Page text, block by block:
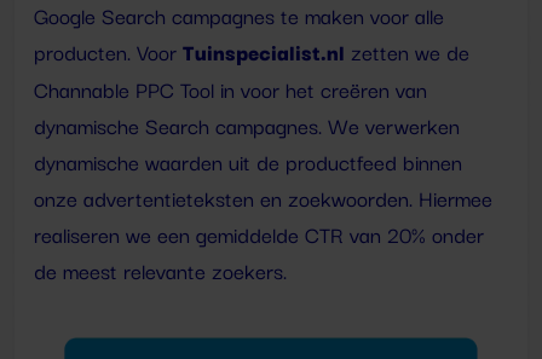
Google Search campagnes te maken voor alle
producten. Voor Tuinspecialist.nl zetten we de
Channable PPC Tool in voor het creëren van
dynamische Search campagnes. We verwerken
dynamische waarden uit de productfeed binnen
onze advertentieteksten en zoekwoorden. Hiermee
realiseren we een gemiddelde CTR van 20% onder
de meest relevante zoekers.